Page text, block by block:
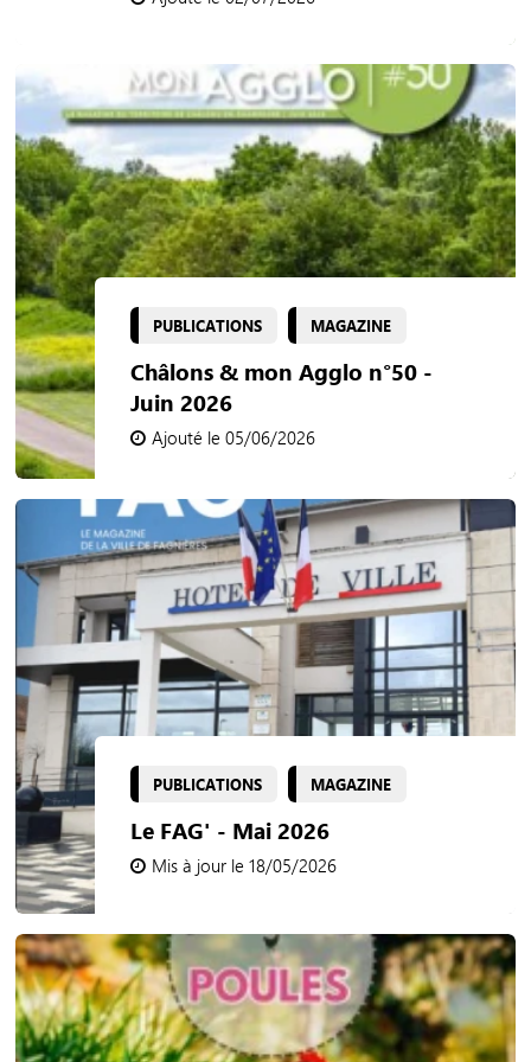
PUBLICATIONS MAGAZINE
Châlons & mon Agglo n°50 -
Juin 2026
Ajouté le 05/06/2026
PUBLICATIONS MAGAZINE
Le FAG' - Mai 2026
Mis à jour le 18/05/2026